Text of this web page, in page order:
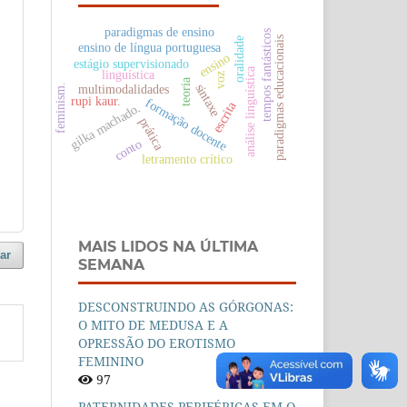
formação docente
teoria
prática
ensinooralidade
letramento crítico
multimodalidades
estágio supervisionado
ensino de língua portuguesa
paradigmas de ensino
análise linguística
sintaxe tempos fantásticos
gilka machado. paradigmas educacionais
escrita
linguística
conto
voz
rupi kaur.
feminism.
MAIS LIDOS NA ÚLTIMA
SEMANA
DESCONSTRUINDO AS GÓRGONAS:
O MITO DE MEDUSA E A
OPRESSÃO DO EROTISMO
FEMININO
97